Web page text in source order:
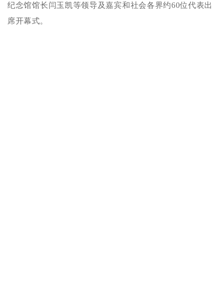
纪念馆馆长闫玉凯等领导及嘉宾和社会各界约60位代表出
席开幕式。